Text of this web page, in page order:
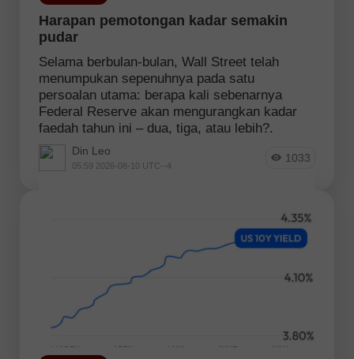
Harapan pemotongan kadar semakin
pudar
Selama berbulan-bulan, Wall Street telah
menumpukan sepenuhnya pada satu
persoalan utama: berapa kali sebenarnya
Federal Reserve akan mengurangkan kadar
faedah tahun ini – dua, tiga, atau lebih?.
Din Leo
05:59 2026-08-10 UTC--4
1033